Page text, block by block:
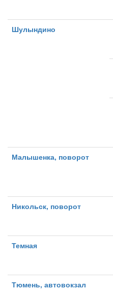
Шулындино
Малышенка, поворот
Никольск, поворот
Темная
Тюмень, автовокзал